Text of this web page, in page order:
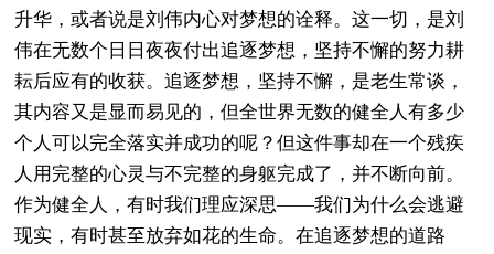
升华，或者说是刘伟内心对梦想的诠释。这一切，是刘
伟在无数个日日夜夜付出追逐梦想，坚持不懈的努力耕
耘后应有的收获。追逐梦想，坚持不懈，是老生常谈，
其内容又是显而易见的，但全世界无数的健全人有多少
个人可以完全落实并成功的呢？但这件事却在一个残疾
人用完整的心灵与不完整的身躯完成了，并不断向前。
作为健全人，有时我们理应深思——我们为什么会逃避
现实，有时甚至放弃如花的生命。在追逐梦想的道路